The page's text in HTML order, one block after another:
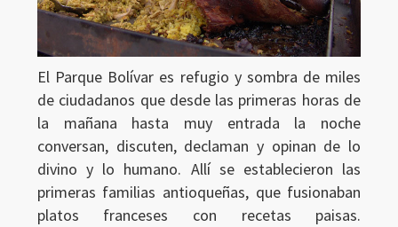
El Parque Bolívar es refugio y sombra de miles
de ciudadanos que desde las primeras horas de
la mañana hasta muy entrada la noche
conversan, discuten, declaman y opinan de lo
divino y lo humano. Allí se establecieron las
primeras familias antioqueñas, que fusionaban
platos franceses con recetas paisas.